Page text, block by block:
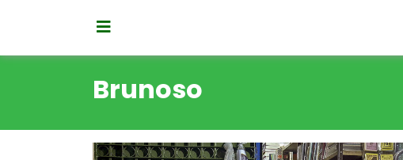
Brunoso